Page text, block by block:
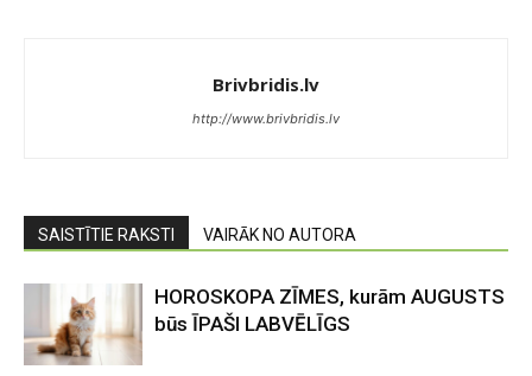
Brivbridis.lv
http://www.brivbridis.lv
SAISTĪTIE RAKSTI VAIRĀK NO AUTORA
HOROSKOPA ZĪMES, kurām AUGUSTS
būs ĪPAŠI LABVĒLĪGS